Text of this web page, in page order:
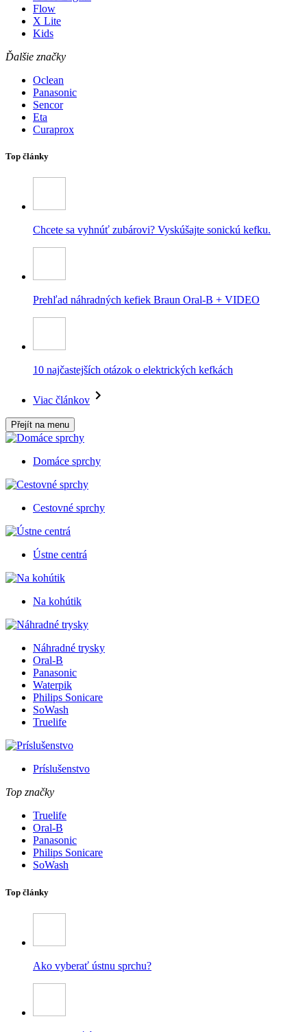
Flow
X Lite
Kids
Ďalšie značky
Oclean
Panasonic
Sencor
Eta
Curaprox
Top články
Chcete sa vyhnúť zubárovi? Vyskúšajte sonickú kefku.
Prehľad náhradných kefiek Braun Oral-B + VIDEO
10 najčastejších otázok o elektrických kefkách
Viac článkov
Přejít na menu
Domáce sprchy
Cestovné sprchy
Ústne centrá
Na kohútik
Náhradné trysky
Oral-B
Panasonic
Waterpik
Philips Sonicare
SoWash
Truelife
Príslušenstvo
Top značky
Truelife
Oral-B
Panasonic
Philips Sonicare
SoWash
Top články
Ako vyberať ústnu sprchu?